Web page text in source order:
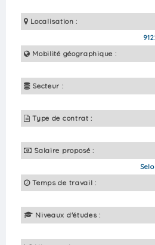
Localisation :
Mobilité géographique :
Secteur :
Type de contrat :
Salaire proposé :
Temps de travail :
Niveaux d'études :